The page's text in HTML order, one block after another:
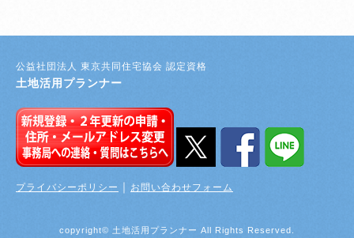
公益社団法人 東京共同住宅協会 認定資格
土地活用プランナー
プライバシーポリシー ｜ お問い合わせフォーム
copyright© 土地活用プランナー All Rights Reserved.